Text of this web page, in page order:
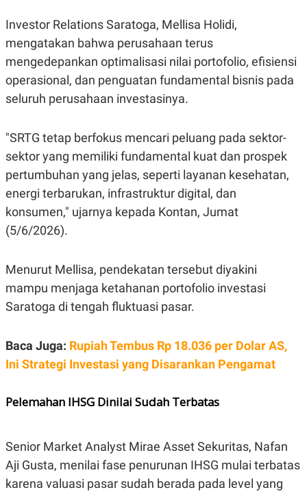
D
M
Y
A
E
.
I
D
L
G
A
N
A
C
E
T
A
K
R
J
A
E
I
T
E
N
P
P
E
R
D
E
R
T
I
N
G
G
M
A
.
I
D
Investor Relations Saratoga, Mellisa Holidi,
mengatakan bahwa perusahaan terus
mengedepankan optimalisasi nilai portofolio, efisiensi
operasional, dan penguatan fundamental bisnis pada
seluruh perusahaan investasinya.
"SRTG tetap berfokus mencari peluang pada sektor-
sektor yang memiliki fundamental kuat dan prospek
pertumbuhan yang jelas, seperti layanan kesehatan,
energi terbarukan, infrastruktur digital, dan
konsumen," ujarnya kepada Kontan, Jumat
(5/6/2026).
Menurut Mellisa, pendekatan tersebut diyakini
mampu menjaga ketahanan portofolio investasi
Saratoga di tengah fluktuasi pasar.
Baca Juga: Rupiah Tembus Rp 18.036 per Dolar AS,
Ini Strategi Investasi yang Disarankan Pengamat
Pelemahan IHSG Dinilai Sudah Terbatas
Senior Market Analyst Mirae Asset Sekuritas, Nafan
Aji Gusta, menilai fase penurunan IHSG mulai terbatas
karena valuasi pasar sudah berada pada level yang